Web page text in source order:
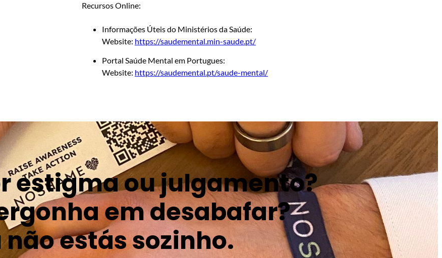
Recursos Online:
Informações Úteis do Ministérios da Saúde:
Website: https://saudemental.min-saude.pt/
Portal Saúde Mental em Portugues:
Website: https://saudemental.pt/saude-mental/
estigma ou julgamento?
em desabafar?
não estás sozinho.